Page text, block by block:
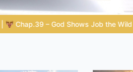
Animals GOD’S WISDOM FOR